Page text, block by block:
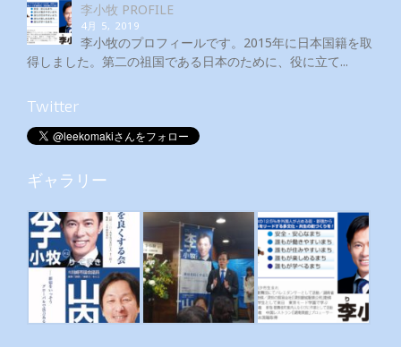
李小牧 PROFILE
4月 5, 2019
李小牧のプロフィールです。2015年に日本国籍を取
得しました。第二の祖国である日本のために、役に立て...
Twitter
ギャラリー